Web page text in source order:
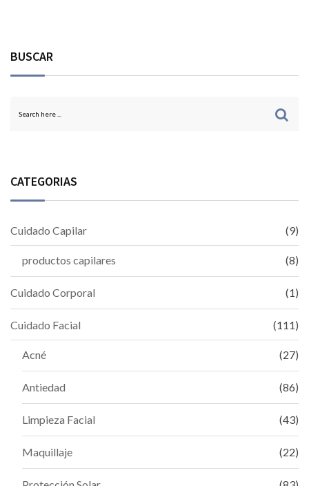
BUSCAR
CATEGORIAS
Cuidado Capilar (9)
productos capilares (8)
Cuidado Corporal (1)
Cuidado Facial (111)
Acné (27)
Antiedad (86)
Limpieza Facial (43)
Maquillaje (22)